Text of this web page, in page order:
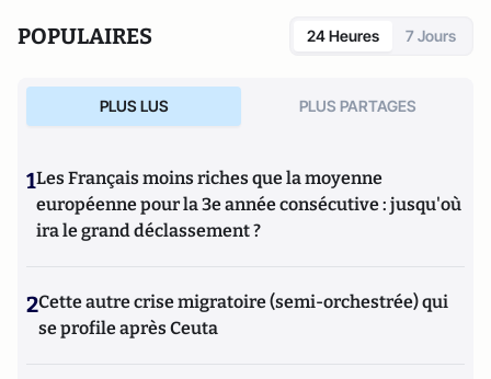
POPULAIRES 24 Heures 7 Jours
PLUS LUS PLUS PARTAGES
1Les Français moins riches que la moyenne
européenne pour la 3e année consécutive : jusqu'où
ira le grand déclassement ?
2Cette autre crise migratoire (semi-orchestrée) qui
se profile après Ceuta